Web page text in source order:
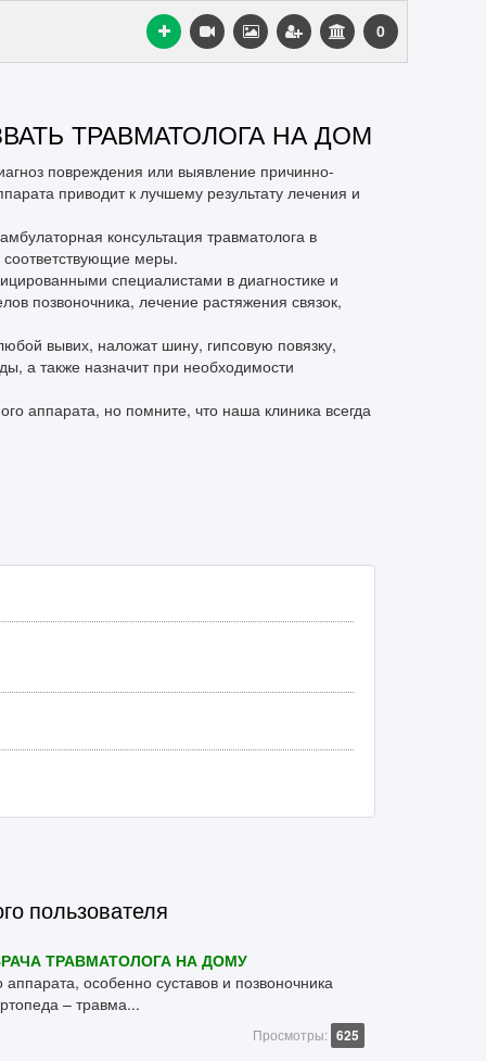
0
ТРАВМАТОЛОГА НА ДОМ
повреждения или выявление причинно-
приводит к лучшему результату лечения и
консультация травматолога в
соответствующие меры.
специалистами в диагностике и
позвоночника, лечение растяжения связок,
вывих, наложат шину, гипсовую повязку,
а также назначит при необходимости
аппарата, но помните, что наша клиника всегда
пользователя
ТРАВМАТОЛОГА НА ДОМУ
особенно суставов и позвоночника
– травма...
Просмотры: 625